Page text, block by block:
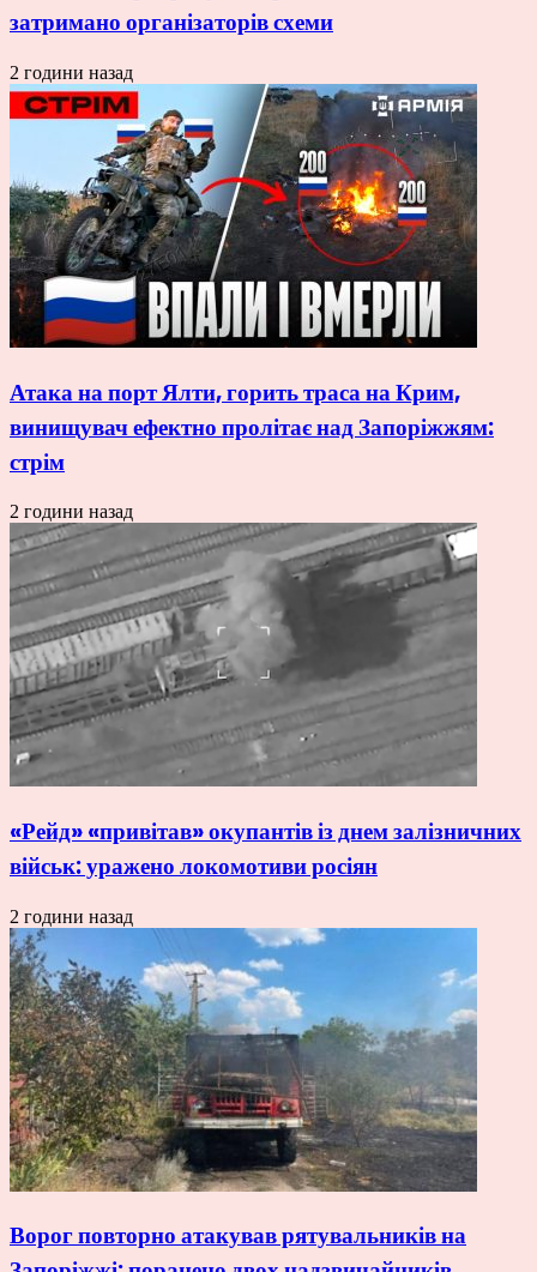
затримано організаторів схеми
2 години назад
Атака на порт Ялти, горить траса на Крим,
винищувач ефектно пролітає над Запоріжжям:
стрім
2 години назад
«Рейд» «привітав» окупантів із днем залізничних
військ: уражено локомотиви росіян
2 години назад
Ворог повторно атакував рятувальників на